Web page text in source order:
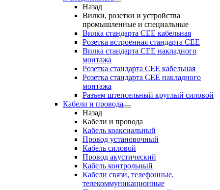
Назад
Вилки, розетки и устройства
промышленные и специальные
Вилка стандарта CEE кабельная
Розетка встроенная стандарта CEE
Вилка стандарта CEE накладного
монтажа
Розетка стандарта СЕЕ кабельная
Розетка стандарта СЕЕ накладного
монтажа
Разъем штепсельный круглый силовой
Кабели и провода
Назад
Кабели и провода
Кабель коаксиальный
Провод установочный
Кабель силовой
Провод акустический
Кабель контрольный
Кабели связи, телефонные,
телекоммуникационные